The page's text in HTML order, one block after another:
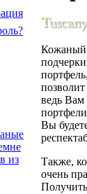
из
Кожаный
ведь Вам
Вы
Также,
очень